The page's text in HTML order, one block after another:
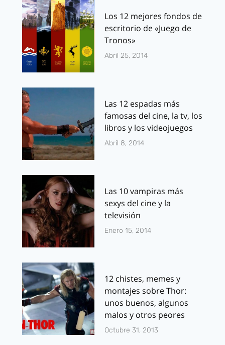
Los 12 mejores fondos de
escritorio de «Juego de
Tronos»
Abril 25, 2014
Las 12 espadas más
famosas del cine, la tv, los
libros y los videojuegos
Abril 8, 2014
Las 10 vampiras más
sexys del cine y la
televisión
Enero 15, 2014
12 chistes, memes y
montajes sobre Thor:
unos buenos, algunos
malos y otros peores
Octubre 31, 2013